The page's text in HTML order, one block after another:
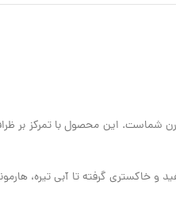
شماست. این محصول با تمرکز بر
و خاکستری گرفته تا آبی تیره،